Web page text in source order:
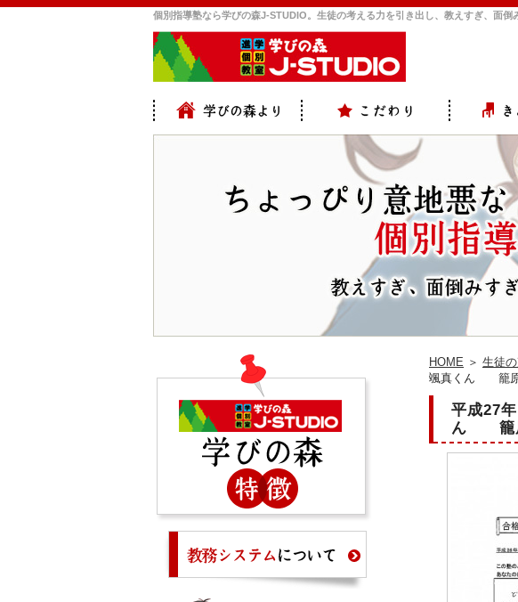
個別指導塾なら学びの森J-STUDIO。生徒の考える力を引き出し、教えすぎ、面
HOME ＞ 生徒
颯真くん 籠
平成27
ん 籠